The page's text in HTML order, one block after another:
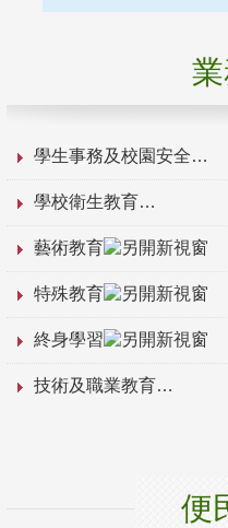
學生事務及校園安全
學校衛生教育
藝術教育
特殊教育
終身學習
技術及職業教育
便